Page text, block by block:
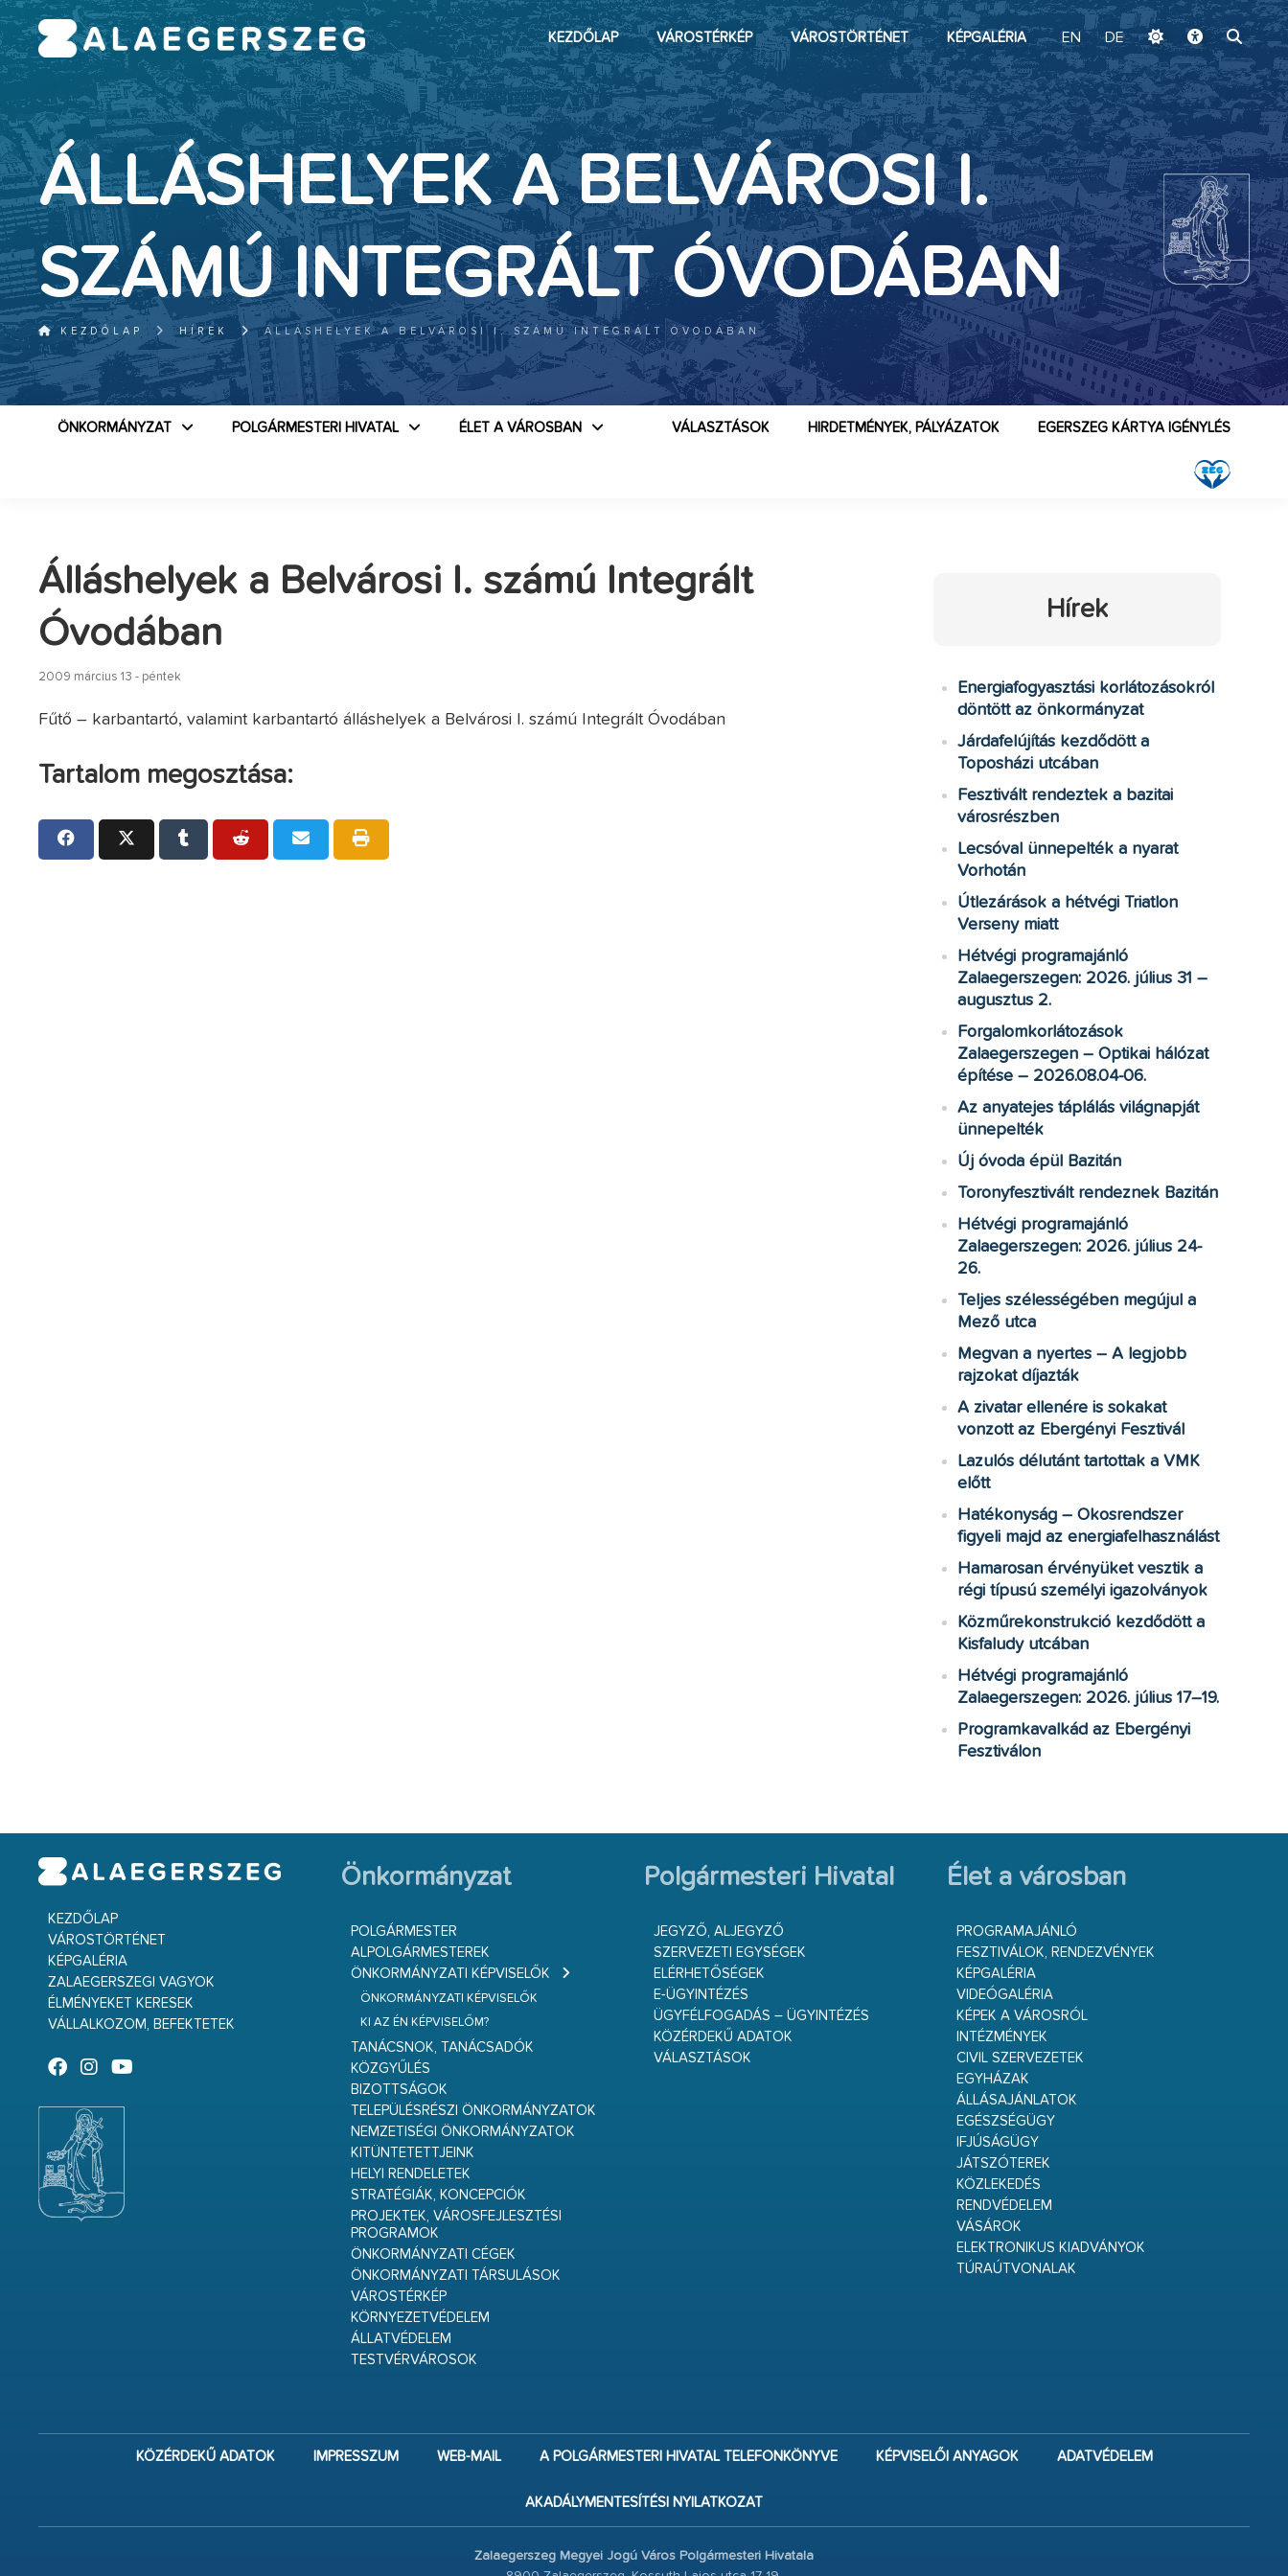
ugrás a fő tartalomhoz
KEZDŐLAP VÁROSTÉRKÉP VÁROSTÖRTÉNET KÉPGALÉRIA EN DE
ÁLLÁSHELYEK A BELVÁROSI I.
SZÁMÚ INTEGRÁLT ÓVODÁBAN
KEZDŐLAP HÍREK ÁLLÁSHELYEK A BELVÁROSI I. SZÁMÚ INTEGRÁLT ÓVODÁBAN
ÖNKORMÁNYZAT POLGÁRMESTERI HIVATAL ÉLET A VÁROSBAN EGERSZEG KÁRTYA IGÉNYLÉS
HIRDETMÉNYEK, PÁLYÁZATOK
VÁLASZTÁSOK
Álláshelyek a Belvárosi I. számú Integrált
Óvodában
2009 március 13 - péntek
Fűtő – karbantartó, valamint karbantartó álláshelyek a Belvárosi I. számú Integrált Óvodában
Tartalom megosztása:
Hírek
Energiafogyasztási korlátozásokról
döntött az önkormányzat
Járdafelújítás kezdődött a
Toposházi utcában
Fesztivált rendeztek a bazitai
városrészben
Lecsóval ünnepelték a nyarat
Vorhotán
Útlezárások a hétvégi Triatlon
Verseny miatt
Hétvégi programajánló
Zalaegerszegen: 2026. július 31 –
augusztus 2.
Forgalomkorlátozások
Zalaegerszegen – Optikai hálózat
építése – 2026.08.04-06.
Az anyatejes táplálás világnapját
ünnepelték
Új óvoda épül Bazitán
Toronyfesztivált rendeznek Bazitán
Hétvégi programajánló
Zalaegerszegen: 2026. július 24-
26.
Teljes szélességében megújul a
Mező utca
Megvan a nyertes – A legjobb
rajzokat díjazták
A zivatar ellenére is sokakat
vonzott az Ebergényi Fesztivál
Lazulós délutánt tartottak a VMK
előtt
Hatékonyság – Okosrendszer
figyeli majd az energiafelhasználást
Hamarosan érvényüket vesztik a
régi típusú személyi igazolványok
Közműrekonstrukció kezdődött a
Kisfaludy utcában
Hétvégi programajánló
Zalaegerszegen: 2026. július 17–19.
Programkavalkád az Ebergényi
Fesztiválon
KEZDŐLAP
VÁROSTÖRTÉNET
KÉPGALÉRIA
ZALAEGERSZEGI VAGYOK
ÉLMÉNYEKET KERESEK
VÁLLALKOZOM, BEFEKTETEK
Önkormányzat
POLGÁRMESTER
ALPOLGÁRMESTEREK
ÖNKORMÁNYZATI KÉPVISELŐK
ÖNKORMÁNYZATI KÉPVISELŐK
KI AZ ÉN KÉPVISELŐM?
TANÁCSNOK, TANÁCSADÓK
KÖZGYŰLÉS
BIZOTTSÁGOK
TELEPÜLÉSRÉSZI ÖNKORMÁNYZATOK
NEMZETISÉGI ÖNKORMÁNYZATOK
KITÜNTETETTJEINK
HELYI RENDELETEK
STRATÉGIÁK, KONCEPCIÓK
PROJEKTEK, VÁROSFEJLESZTÉSI
PROGRAMOK
ÖNKORMÁNYZATI CÉGEK
ÖNKORMÁNYZATI TÁRSULÁSOK
VÁROSTÉRKÉP
KÖRNYEZETVÉDELEM
ÁLLATVÉDELEM
TESTVÉRVÁROSOK
Polgármesteri Hivatal
JEGYZŐ, ALJEGYZŐ
SZERVEZETI EGYSÉGEK
ELÉRHETŐSÉGEK
E-ÜGYINTÉZÉS
ÜGYFÉLFOGADÁS – ÜGYINTÉZÉS
KÖZÉRDEKŰ ADATOK
VÁLASZTÁSOK
Élet a városban
PROGRAMAJÁNLÓ
FESZTIVÁLOK, RENDEZVÉNYEK
KÉPGALÉRIA
VIDEÓGALÉRIA
KÉPEK A VÁROSRÓL
INTÉZMÉNYEK
CIVIL SZERVEZETEK
EGYHÁZAK
ÁLLÁSAJÁNLATOK
EGÉSZSÉGÜGY
IFJÚSÁGÜGY
JÁTSZÓTEREK
KÖZLEKEDÉS
RENDVÉDELEM
VÁSÁROK
ELEKTRONIKUS KIADVÁNYOK
TÚRAÚTVONALAK
KÖZÉRDEKŰ ADATOK IMPRESSZUM WEB-MAIL A POLGÁRMESTERI HIVATAL TELEFONKÖNYVE KÉPVISELŐI ANYAGOK ADATVÉDELEM
AKADÁLYMENTESÍTÉSI NYILATKOZAT
Zalaegerszeg Megyei Jogú Város Polgármesteri Hivatala